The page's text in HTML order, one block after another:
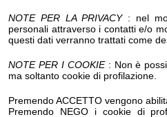
NOTE PER LA PRIVACY: nel
personali attraverso i contatti e/o
questi dati verranno trattati come
NOTE PER I COOKIE: Non è
ma soltanto cookie di profilazione.
Premendo ACCETTO vengono
Premendo NEGO i cookie di
alle ore 15:30
IN PIAZZA S.S FILIPPO E
RIEVOCAZIONE ANTICHI